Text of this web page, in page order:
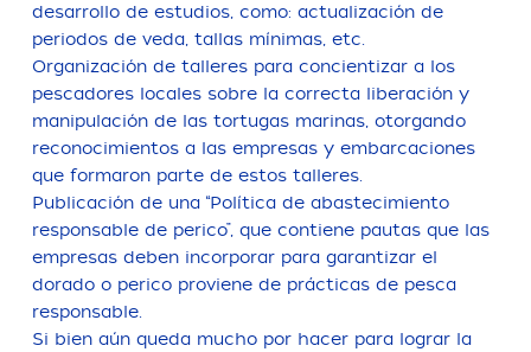
desarrollo de estudios, como: actualización de
periodos de veda, tallas mínimas, etc.
Organización de talleres para concientizar a los
pescadores locales sobre la correcta liberación y
manipulación de las tortugas marinas, otorgando
reconocimientos a las empresas y embarcaciones
que formaron parte de estos talleres.
Publicación de una “Política de abastecimiento
responsable de perico”, que contiene pautas que las
empresas deben incorporar para garantizar el
dorado o perico proviene de prácticas de pesca
responsable.
Si bien aún queda mucho por hacer para lograr la